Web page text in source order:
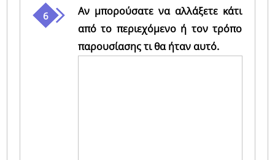
Αν μπορούσατε να αλλάξετε κάτι
από το περιεχόμενο ή τον τρόπο
παρουσίασης τι θα ήταν αυτό.